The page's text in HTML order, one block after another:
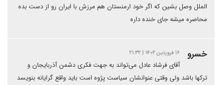
الملل وصل بشین که اگر خود ارمنستان هم مرزش با ایران رو از دست بده
محاصره میشه جای خنده داره
خسرو ۱۶ فروردین ۱۴۰۲ | ۲۱:۳۲
آقای فرشاد عادل می‌تواند به جهت فکری دشمن آذربایجان و
ترکها باشد ولی وقتی عنوانشان سیاست پژوه است باید واقع گرایانه بنویسد